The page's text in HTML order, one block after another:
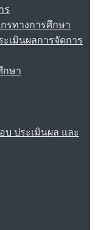
ร
รทางการศึกษา
เมินผลการจัดการ
กษา
ประเมินผล และ